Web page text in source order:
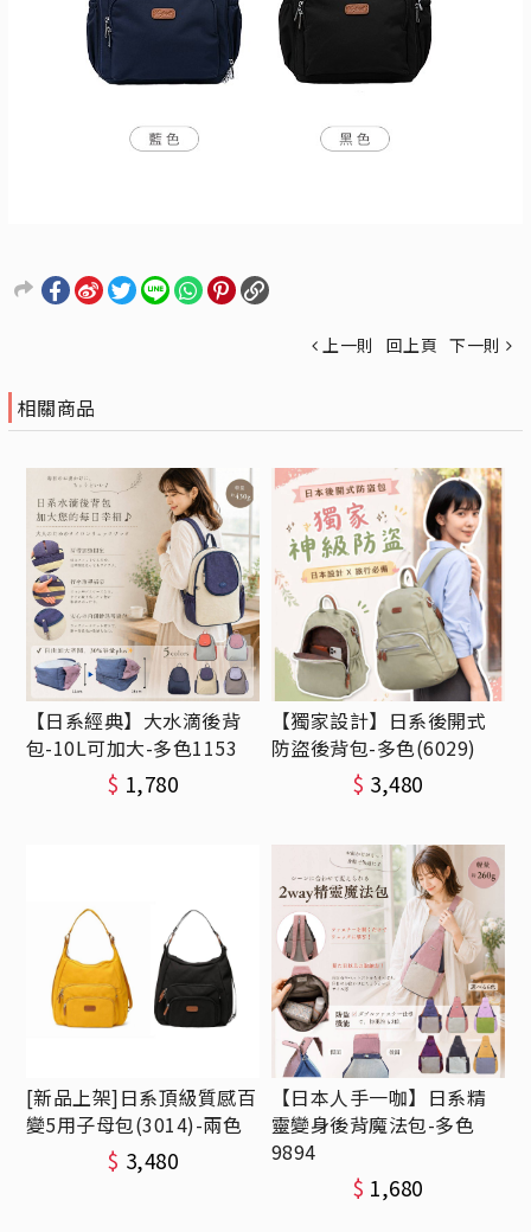
上一則 回上頁 下一則
相關商品
【日系經典】大水滴後背
包-10L可加大-多色1153
$ 1,780
【獨家設計】日系後開式
防盜後背包-多色(6029)
$ 3,480
[新品上架]日系頂級質感百
變5用子母包(3014)-兩色
$ 3,480
【日本人手一咖】日系精
靈變身後背魔法包-多色
9894
$ 1,680